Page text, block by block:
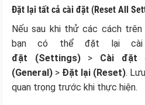
Đặt lại tất cả cài đặt (Reset All
Nếu sau khi thử các cách trên
bạn có thể đặt lại
đặt
(Settings) > Cài đặt
(General) > Đặt lại (Reset).
quan trọng trước khi thực hiện.